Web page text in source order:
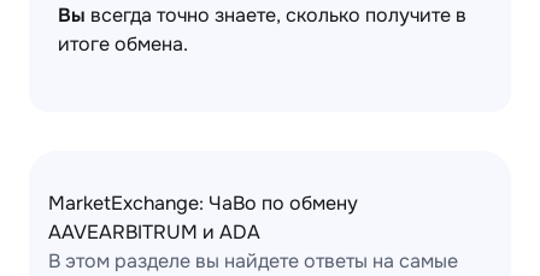
Вы всегда точно знаете, сколько получите в
итоге обмена.
MarketExchange: ЧаВо по обмену
AAVEARBITRUM и ADA
В этом разделе вы найдете ответы на самые